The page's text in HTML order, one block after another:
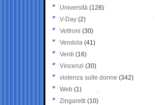
Università (128)
V-Day (2)
Veltroni (30)
Vendola (41)
Verdi (16)
Vincenzi (30)
violenza sulle donne (342)
Web (1)
Zingaretti (10)